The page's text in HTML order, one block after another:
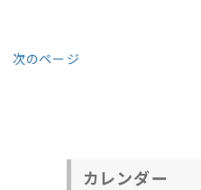
次のページ
カレンダー